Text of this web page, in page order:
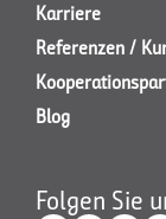
JETZT
Karriere
Referenzen /
Blog
Folgen Sie